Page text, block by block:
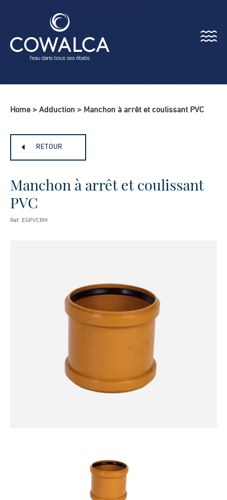
Menu
Home > Adduction > Manchon à arrêt et coulissant PVC
RETOUR
Manchon à arrêt et coulissant
PVC
Ref. EGPVCRM